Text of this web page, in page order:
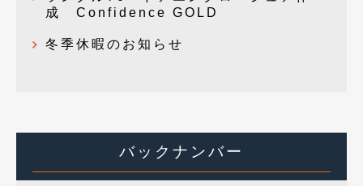
成 Confidence GOLD
冬季休暇のお知らせ
バックナンバー